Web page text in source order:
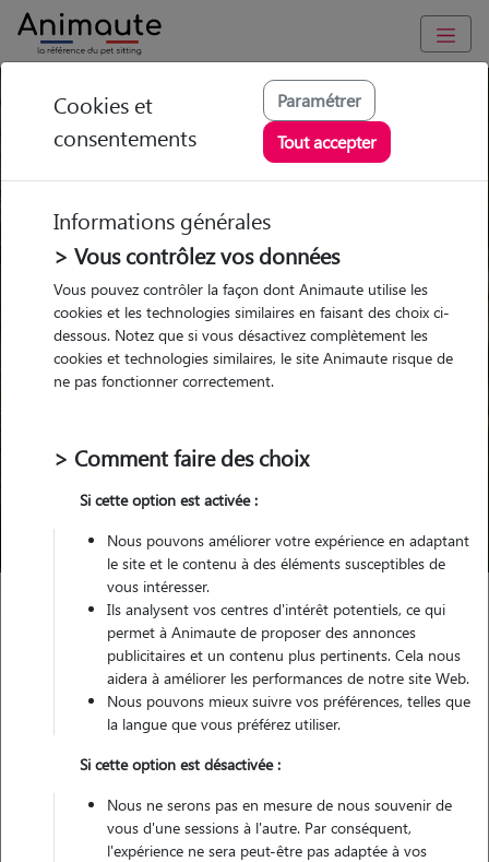
Alimentation Boxer
Garde
chez le Pet Sitter
Garde
chez le Pet Sitter
Promenades
Visites
Promenades
Visites
Ville
Pour quel animal ?
Garde d'animaux Alimentation Boxer
Alimentation du Boxer :
comment bien choisir ses
croquettes ?
Cookies et
consentements
Paramétrer
Tout accepter
Informations générales
> Vous contrôlez vos données
Vous pouvez contrôler la façon dont Animaute utilise les
cookies et les technologies similaires en faisant des choix ci-
dessous. Notez que si vous désactivez complètement les
cookies et technologies similaires, le site Animaute risque de
ne pas fonctionner correctement.
> Comment faire des choix
Si cette option est activée :
Nous pouvons améliorer votre expérience en adaptant
le site et le contenu à des éléments susceptibles de
vous intéresser.
Ils analysent vos centres d'intérêt potentiels, ce qui
permet à Animaute de proposer des annonces
publicitaires et un contenu plus pertinents. Cela nous
aidera à améliorer les performances de notre site Web.
Nous pouvons mieux suivre vos préférences, telles que
la langue que vous préférez utiliser.
Si cette option est désactivée :
Nous ne serons pas en mesure de nous souvenir de
vous d'une sessions à l'autre. Par conséquent,
l'expérience ne sera peut-être pas adaptée à vos